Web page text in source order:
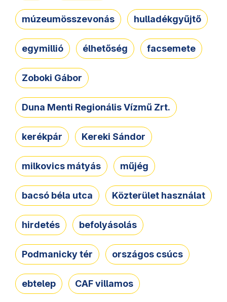
múzeumösszevonás hulladékgyűjtő
egymillió élhetőség facsemete
Zoboki Gábor
Duna Menti Regionális Vízmű Zrt.
kerékpár Kereki Sándor
milkovics mátyás műjég
bacsó béla utca Közterület használat
hirdetés befolyásolás
Podmanicky tér országos csúcs
ebtelep CAF villamos